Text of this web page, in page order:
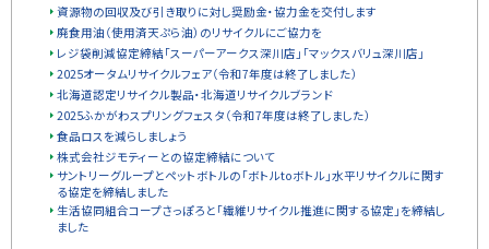
資源物の回収及び引き取りに対し奨励金・協力金を交付します
廃食用油（使用済天ぷら油）のリサイクルにご協力を
レジ袋削減協定締結「スーパーアークス深川店」「マックスバリュ深川店」
2025オータムリサイクルフェア（令和7年度は終了しました）
北海道認定リサイクル製品・北海道リサイクルブランド
2025ふかがわスプリングフェスタ（令和7年度は終了しました）
食品ロスを減らしましょう
株式会社ジモティーとの協定締結について
サントリーグループとペットボトルの「ボトルtoボトル」水平リサイクルに関す
る協定を締結しました
生活協同組合コープさっぽろと「繊維リサイクル推進に関する協定」を締結し
ました